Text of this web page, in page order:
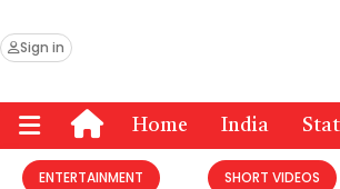
Sign in
Home India
ENTERTAINMENT SHORT VIDEOS